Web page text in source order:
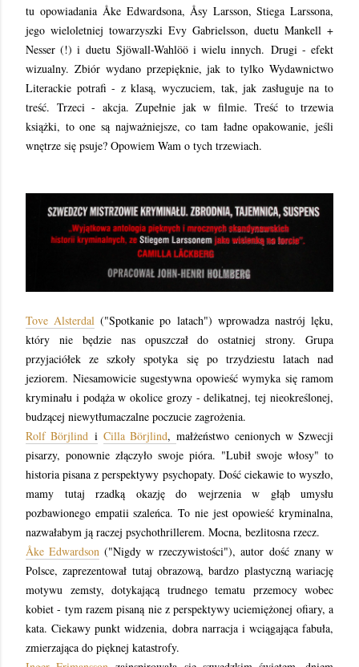
tu opowiadania Åke Edwardsona, Åsy Larsson, Stiega Larssona,
jego wieloletniej towarzyszki Evy Gabrielsson, duetu Mankell +
Nesser (!) i duetu Sjöwall-Wahlöö i wielu innych. Drugi - efekt
wizualny. Zbiór wydano przepięknie, jak to tylko Wydawnictwo
Literackie potrafi - z klasą, wyczuciem, tak, jak zasługuje na to
treść. Trzeci - akcja. Zupełnie jak w filmie. Treść to trzewia
książki, to one są najważniejsze, co tam ładne opakowanie, jeśli
wnętrze się psuje? Opowiem Wam o tych trzewiach.
Tove Alsterdal ("Spotkanie po latach") wprowadza nastrój lęku,
który nie będzie nas opuszczał do ostatniej strony. Grupa
przyjaciółek ze szkoły spotyka się po trzydziestu latach nad
jeziorem. Niesamowicie sugestywna opowieść wymyka się ramom
kryminału i podąża w okolice grozy - delikatnej, tej nieokreślonej,
budzącej niewytłumaczalne poczucie zagrożenia.
Rolf Börjlind i Cilla Börjlind,małżeństwo cenionych w Szwecji
pisarzy, ponownie złączyło swoje pióra. "Lubił swoje włosy" to
historia pisana z perspektywy psychopaty. Dość ciekawie to wyszło,
mamy tutaj rzadką okazję do wejrzenia w głąb umysłu
pozbawionego empatii szaleńca. To nie jest opowieść kryminalna,
nazwałabym ją raczej psychothrillerem. Mocna, bezlitosna rzecz.
Åke Edwardson ("Nigdy w rzeczywistości"), autor dość znany w
Polsce, zaprezentował tutaj obrazową, bardzo plastyczną wariację
motywu zemsty, dotykającą trudnego tematu przemocy wobec
kobiet - tym razem pisaną nie z perspektywy uciemiężonej ofiary, a
kata. Ciekawy punkt widzenia, dobra narracja i wciągająca fabuła,
zmierzająca do pięknej katastrofy.